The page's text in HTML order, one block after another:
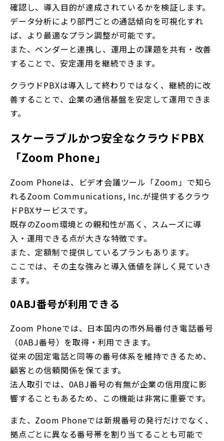
確認し、導入目的が達成されているかを検証します。
データ分析により部門ごとの通話傾向を可視化すれ
ば、より最適なプラン調整が可能です。
また、ベンダーと連携し、運用上の課題を共有・改善
することで、安定運用を継続できます。
クラウドPBXは導入して終わりではなく、継続的に改
善することで、企業の通信基盤を安定して運用できま
す。
スケーラブルかつ安全なクラウドPBX
「Zoom Phone」
Zoom Phoneは、ビデオ会議ツール「Zoom」で知ら
れるZoom Communications, Inc.が提供するクラウ
ドPBXサービスです。
既存のZoom環境との親和性が高く、スムーズに導
入・運用できる点が大きな特徴です。
また、定額制で提供しているプランもあります。
ここでは、その主な強みと導入価値を詳しく見ていき
ます。
0ABJ番号が利用できる
Zoom Phoneでは、日本国内の市外局番付き電話番号
（0ABJ番号）を取得・利用できます。
従来の固定電話と同等の番号体系を維持できるため、
顧客との信頼関係を保てます。
法人取引では、0ABJ番号の有無が企業の信用度に影
響することもあるため、この機能は非常に重要です。
また、Zoom Phoneでは新規番号の発行だけでなく、
拠点ごとに異なる番号帯を割り当てることも可能で